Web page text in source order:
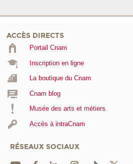
ACCÈS DIRECTS
Portail Cnam
Inscription en ligne
La boutique du Cnam
Cnam blog
Musée des arts et métiers
Accès à intraCnam
RÉSEAUX SOCIAUX